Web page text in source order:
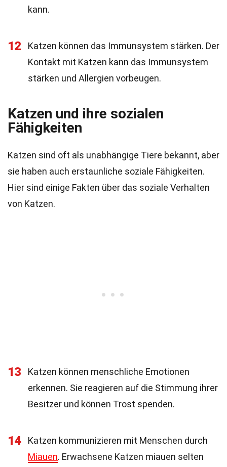
kann.
12
Katzen können das Immunsystem stärken. Der
Kontakt mit Katzen kann das Immunsystem
stärken und Allergien vorbeugen.
Katzen und ihre sozialen
Fähigkeiten
Katzen sind oft als unabhängige Tiere bekannt, aber
sie haben auch erstaunliche soziale Fähigkeiten.
Hier sind einige Fakten über das soziale Verhalten
von Katzen.
13
Katzen können menschliche Emotionen
erkennen. Sie reagieren auf die Stimmung ihrer
Besitzer und können Trost spenden.
14
Katzen kommunizieren mit Menschen durch
Miauen. Erwachsene Katzen miauen selten